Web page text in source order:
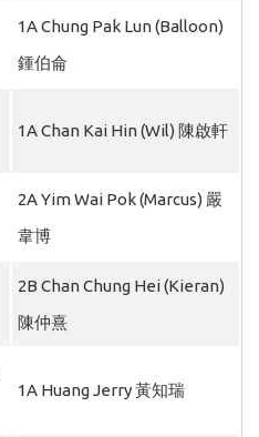
1A Chung Pak Lun (Balloon)
鍾伯侖
1A Chan Kai Hin (Wil) 陳啟軒
2A Yim Wai Pok (Marcus) 嚴
韋博
2B Chan Chung Hei (Kieran)
陳仲熹
1A Huang Jerry 黃知瑞